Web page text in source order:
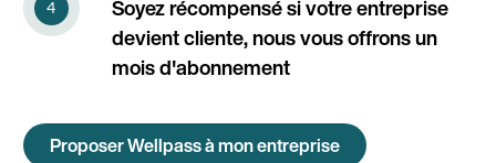
Soyez récompensé si votre entreprise
devient cliente, nous vous offrons un
mois d'abonnement
Proposer Wellpass à mon entreprise